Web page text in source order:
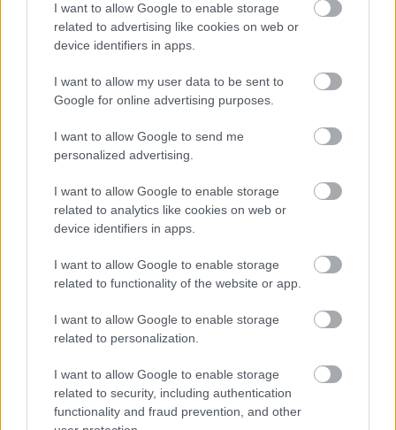
I want to allow Google to enable storage
related to advertising like cookies on web or
device identifiers in apps.
I want to allow my user data to be sent to
Google for online advertising purposes.
I want to allow Google to send me
personalized advertising.
I want to allow Google to enable storage
related to analytics like cookies on web or
device identifiers in apps.
I want to allow Google to enable storage
related to functionality of the website or app.
I want to allow Google to enable storage
related to personalization.
I want to allow Google to enable storage
related to security, including authentication
functionality and fraud prevention, and other
ΜΠΕΙΤΕ ΣΤΗ ΣΥΖΗΤΗΣΗ
Loading...
Προσθήκη Σχολίου
ΣΗΜΕΡΑ ΣΤΟ IATRONET.GR